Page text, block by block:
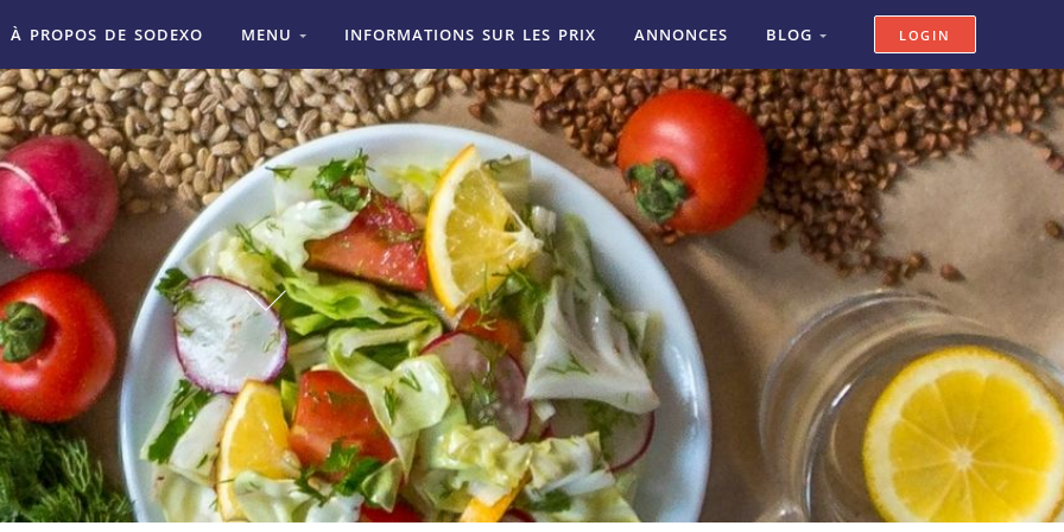
À PROPOS DE SODEXO MENU INFORMATIONS SUR LES PRIX ANNONCES BLOG LOGIN